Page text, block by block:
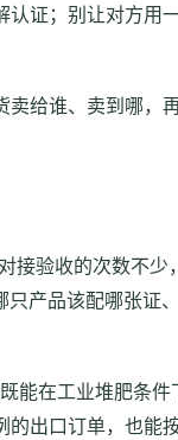
证；别让对方用
给谁、卖到哪，
验收的次数不少
产品该配哪张证
能在工业堆肥条
出口订单，也能